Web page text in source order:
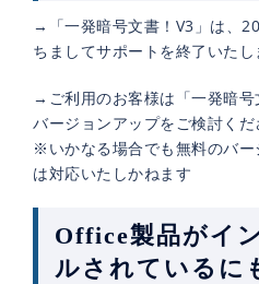
→「一発暗号文書！V3」は、
ちましてサポートを終了いたし
→ご利用のお客様は「一発暗号
バージョンアップをご検討くだ
※いかなる場合でも無料のバー
は対応いたしかねます
Office製品がイ
ルされているに